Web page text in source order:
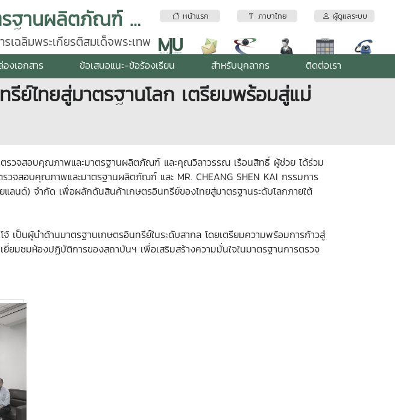
หน้าแรก ภาษาไทย ผู้ดูแลระบบ
สถาบันบริการตรวจสอบคุณภาพและมาตรฐานผลิตภัณฑ์ มหาวิทยาลัยแม่โจ้
ฉลิมพระเกียรติสมเด็จพระเทพ
งเอกสาร ข้อเสนอแนะ-ข้อร้องเรียน สำหรับบุคลากร ติดต่อเรา
ย์ไทยสู่มาตรฐานโลก เตรียมพร้อมสู่แม่
รวจสอบคุณภาพและมาตรฐานผลิตภัณฑ์ และคุณวิลาวรรณ เรือนสิทธิ์ ผู้ช่วย ได้ร่วม
จสอบคุณภาพและมาตรฐานผลิตภัณฑ์ และ MR. CHEANG SHEN KAI กรรมการ
นด์) จำกัด เพื่อผลักดันสินค้าเกษตรอินทรีย์ของไทยสู่มาตรฐานระดับโลกภายใต้
ป็นผู้นำด้านมาตรฐานเกษตรอินทรีย์ในระดับสากล โดยเตรียมความพร้อมการก้าวสู่
มชมห้องปฏิบัติการของสถาบันฯ เพื่อเสริมสร้างความมั่นใจในมาตรฐานการตรวจ